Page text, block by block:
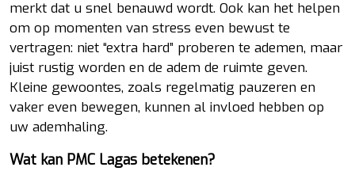
merkt dat u snel benauwd wordt. Ook kan het helpen
om op momenten van stress even bewust te
vertragen: niet “extra hard” proberen te ademen, maar
juist rustig worden en de adem de ruimte geven.
Kleine gewoontes, zoals regelmatig pauzeren en
vaker even bewegen, kunnen al invloed hebben op
uw ademhaling.
Wat kan PMC Lagas betekenen?